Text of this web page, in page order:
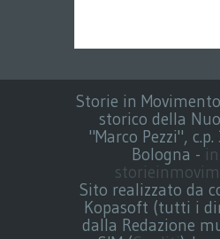
Storie in
storico della
"Marco Pezzi",
Bologna -
Sito realizzato da
Kopasoft (tutti i
dalla Redazione